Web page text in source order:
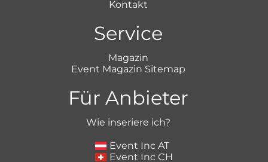
Kontakt
Service
Magazin
Event Magazin Sitemap
Für Anbieter
Wie inseriere ich?
Event Inc AT
Event Inc CH